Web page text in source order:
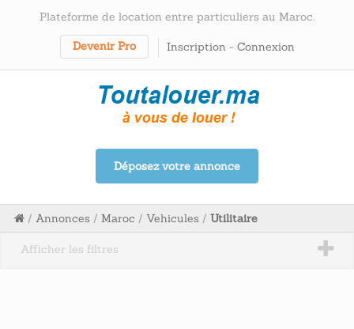
Plateforme de location entre particuliers au Maroc.
Devenir Pro Inscription - Connexion
Déposez votre annonce
/ Annonces / Maroc / Vehicules / Utilitaire
Afficher les filtres